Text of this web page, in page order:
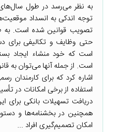
به نظر می‌رسد در طول
توجه اندکی به انسداد
تصویب قوانین شده است. به
حتی وظایف و تکالیفی برای
است که خود منشاء ایجاد
است. از جمله آنها می‌توان به
اشاره کرد که برای کارمندان
استفاده از برخی امکانات در
دریافت تسهیلات بانکی برای
همچنین در بخشنامه‌ها و
امکان تصمیم‌گیری افراد ...